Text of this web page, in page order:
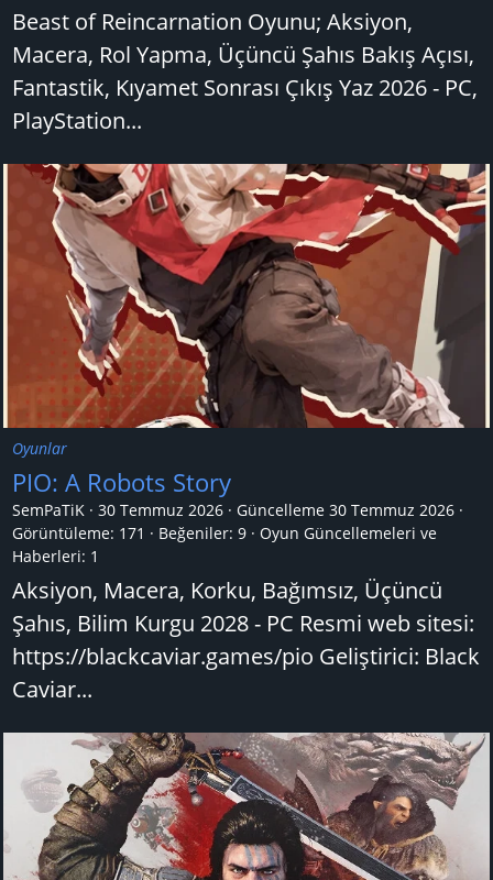
Beast of Reincarnation Oyunu; Aksiyon,
Macera, Rol Yapma, Üçüncü Şahıs Bakış Açısı,
Fantastik, Kıyamet Sonrası Çıkış Yaz 2026 - PC,
PlayStation...
Oyunlar
PIO: A Robots Story
SemPaTiK 30 Temmuz 2026 Güncelleme 30 Temmuz 2026
Görüntüleme: 171
Beğeniler: 9
Oyun Güncellemeleri ve
Haberleri: 1
Aksiyon, Macera, Korku, Bağımsız, Üçüncü
Şahıs, Bilim Kurgu 2028 - PC Resmi web sitesi:
https://blackcaviar.games/pio Geliştirici: Black
Caviar...